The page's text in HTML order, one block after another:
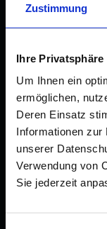
Zustimmung
Ihre Privatsphäre
Um Ihnen ein
ermöglichen,
Deren Einsatz
Informationen zur
unserer
Verwendung von
Sie jederzeit